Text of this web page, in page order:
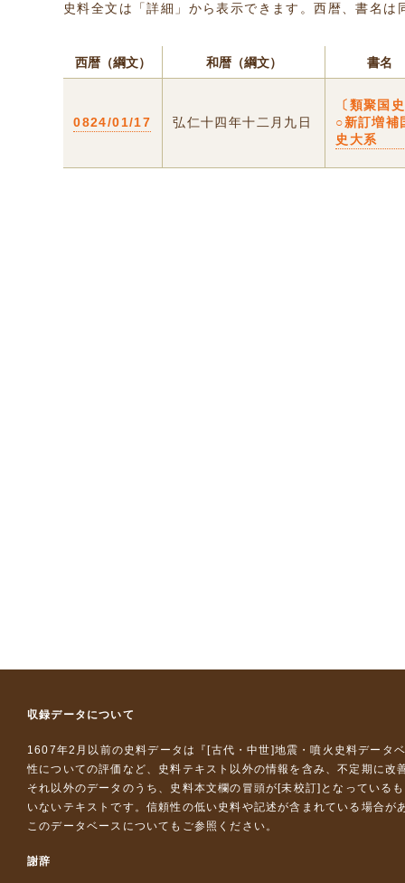
史料全文は「詳細」から表示できます。西暦、書名
西暦（綱文） 和暦（綱文） 書名
0824/01/17 弘仁十四年十二月九日
〔類聚国
○新訂増補
史大系
収録データについて
1607年2月以前の史料データは『 [古代・中世]地震・噴火史料データ
性についての評価など、史料テキスト以外の情報を含み、不定期に改
それ以外のデータのうち、史料本文欄の冒頭が[未校訂]となっている
いないテキストです。信頼性の低い史料や記述が含まれている場合が
このデータベースについて もご参照ください。
謝辞